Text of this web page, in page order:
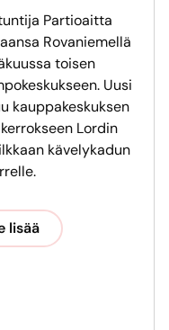
Partioaitta
Rovaniemellä
toisen
Uusi
kauppakeskuksen
Lordin
kävelykadun
lisää